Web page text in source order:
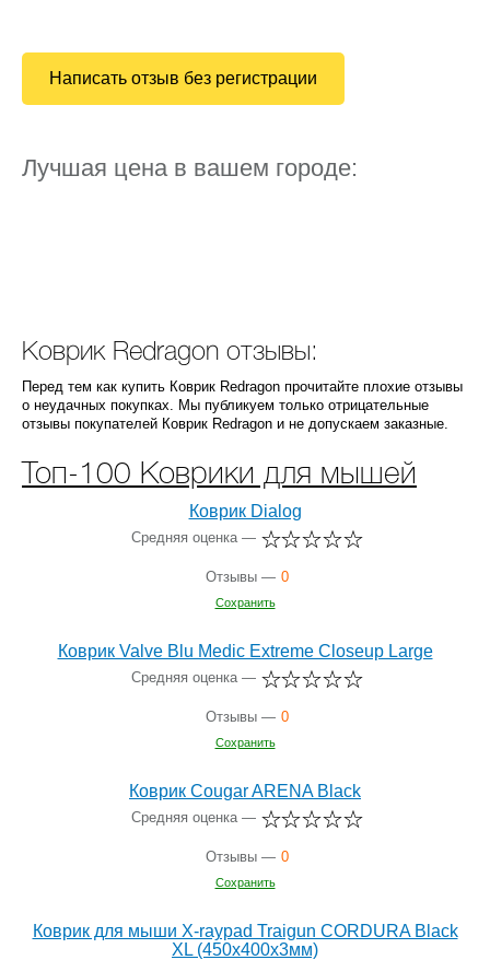
Написать отзыв без регистрации
Лучшая цена в вашем городе:
Коврик Redragon отзывы:
Перед тем как купить Коврик Redragon прочитайте плохие отзывы
о неудачных покупках. Мы публикуем только отрицательные
отзывы покупателей Коврик Redragon и не допускаем заказные.
Топ-100 Коврики для мышей
Коврик Dialog
Средняя оценка —
Отзывы — 0
Сохранить
Коврик Valve Blu Medic Extreme Closeup Large
Средняя оценка —
Отзывы — 0
Сохранить
Коврик Cougar ARENA Black
Средняя оценка —
Отзывы — 0
Сохранить
Коврик для мыши X-raypad Traigun CORDURA Black
XL (450x400x3мм)